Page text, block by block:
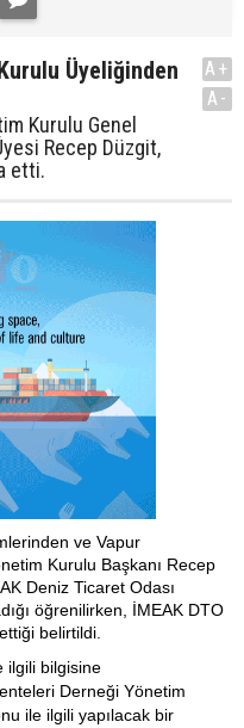
Üyeliğinden
Kurulu Genel
Recep Düzgit,
etti.
A+
A-
ve Vapur
Kurulu Başkanı Recep
Deniz Ticaret Odası
öğrenilirken, İMEAK DTO
belirtildi.
ilgili bilgisine
Derneği Yönetim
ile ilgili yapılacak bir